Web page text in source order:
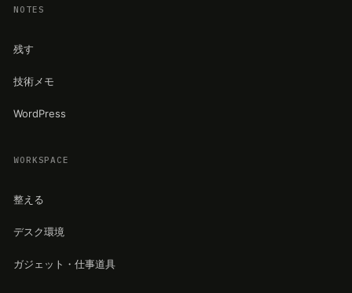
NOTES
残す
技術メモ
WordPress
WORKSPACE
整える
デスク環境
ガジェット・仕事道具